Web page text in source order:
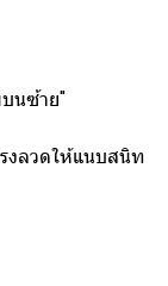
นซ้าย"
งลวดให้แนบสนิท